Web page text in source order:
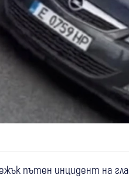
пътен инцидент на